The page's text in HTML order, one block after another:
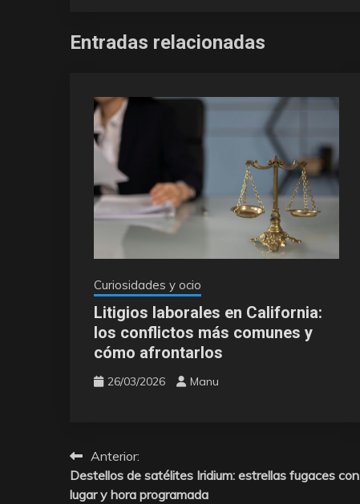
Entradas relacionadas
Curiosidades y ocio
Litigios laborales en California:
los conflictos más comunes y
cómo afrontarlos
26/03/2026 Manu
Navegación
de
Anterior:
Destellos de satélites Iridium: estrellas fugaces con
lugar y hora programada